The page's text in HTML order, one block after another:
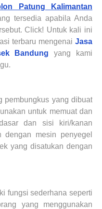
Patung Kalimantan
tersedia apabila Anda
Click! Untuk kali ini
terbaru mengenai Jasa
Bandung
yang kami
pembungkus yang dibuat
untuk memuat dan
dan sisi kiri/kanan
dengan mesin penyegel
yang disatukan dengan
fungsi sederhana seperti
yang menggunakan